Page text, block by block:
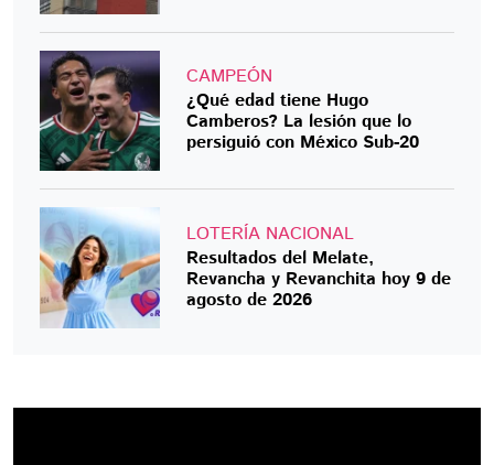
CAMPEÓN
¿Qué edad tiene Hugo
Camberos? La lesión que lo
persiguió con México Sub-20
LOTERÍA NACIONAL
Resultados del Melate,
Revancha y Revanchita hoy 9 de
agosto de 2026